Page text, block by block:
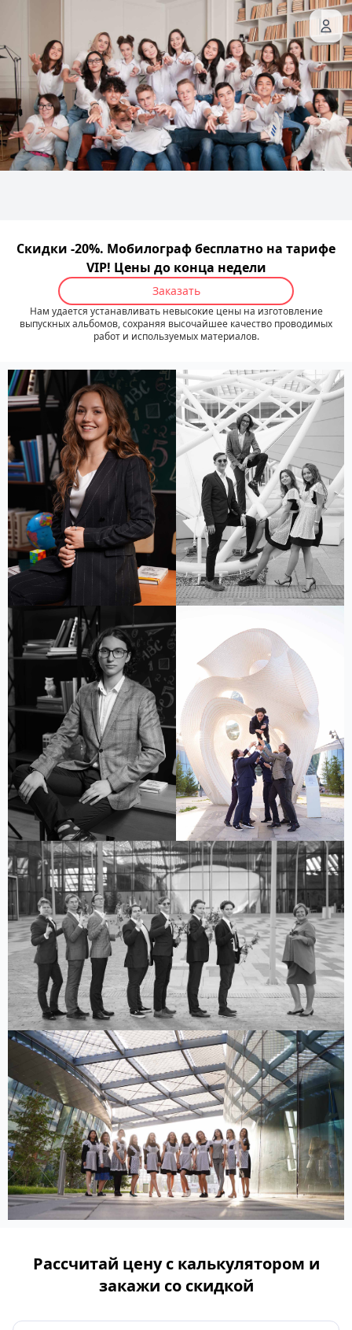
Скидки -20%. Мобилограф бесплатно на тарифе
VIP! Цены до конца недели
Заказать
Нам удается устанавливать невысокие цены на изготовление
выпускных альбомов, сохраняя высочайшее качество проводимых
работ и используемых материалов.
Рассчитай цену с калькулятором и
закажи со скидкой